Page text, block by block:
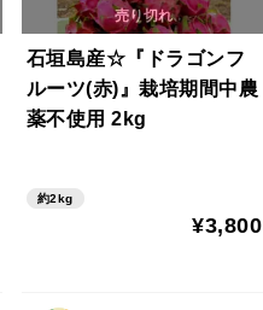
石垣島産☆『ドラゴンフ
ルーツ(赤)』栽培期間中農
薬不使用 2kg
約2kg
¥3,800